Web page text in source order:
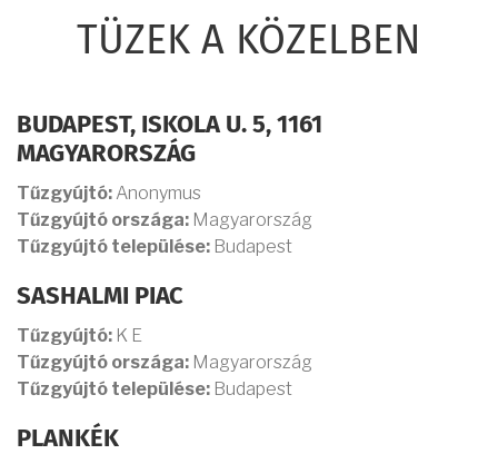
TÜZEK A KÖZELBEN
BUDAPEST, ISKOLA U. 5, 1161
MAGYARORSZÁG
Tűzgyújtó: Anonymus
Tűzgyújtó országa: Magyarország
Tűzgyújtó települése: Budapest
SASHALMI PIAC
Tűzgyújtó: K E
Tűzgyújtó országa: Magyarország
Tűzgyújtó települése: Budapest
PLANKÉK